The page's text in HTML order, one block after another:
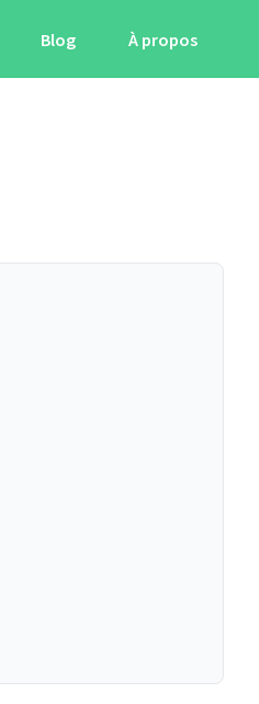
Blog À propos